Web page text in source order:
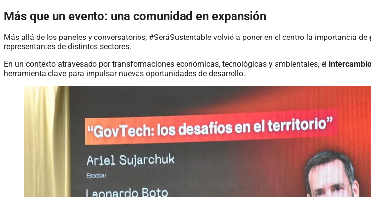
Más que un evento: una comunidad en expansión
Más allá de los paneles y conversatorios, #SeráSustentable volvió a poner en el centro la importancia de
representantes de distintos sectores.
En un contexto atravesado por transformaciones económicas, tecnológicas y ambientales, el
herramienta clave para impulsar nuevas oportunidades de desarrollo.